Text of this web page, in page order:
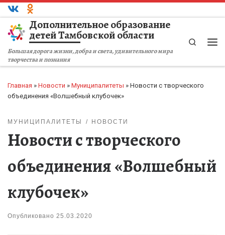
Перейти к содержимому
Дополнительное образование
детей Тамбовской области
Большая дорога жизни, добра и света, удивительного мира
творчества и познания
Search
Главная » Новости » Муниципалитеты » Новости с творческого
объединения «Волшебный клубочек»
МУНИЦИПАЛИТЕТЫ НОВОСТИ
Новости с творческого
объединения «Волшебный
клубочек»
Опубликовано 25.03.2020